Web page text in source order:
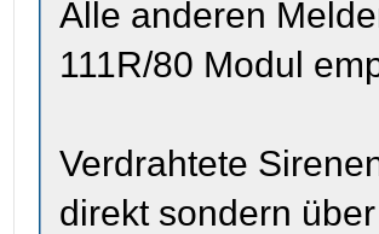
Alle anderen
111R/80 Modul
Verdrahtete
direkt sondern